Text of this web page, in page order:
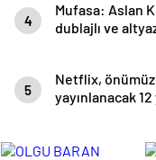
4
Mufasa: Aslan
dublajlı ve
5
Netflix,
yayınlanacak
Haber Şafak